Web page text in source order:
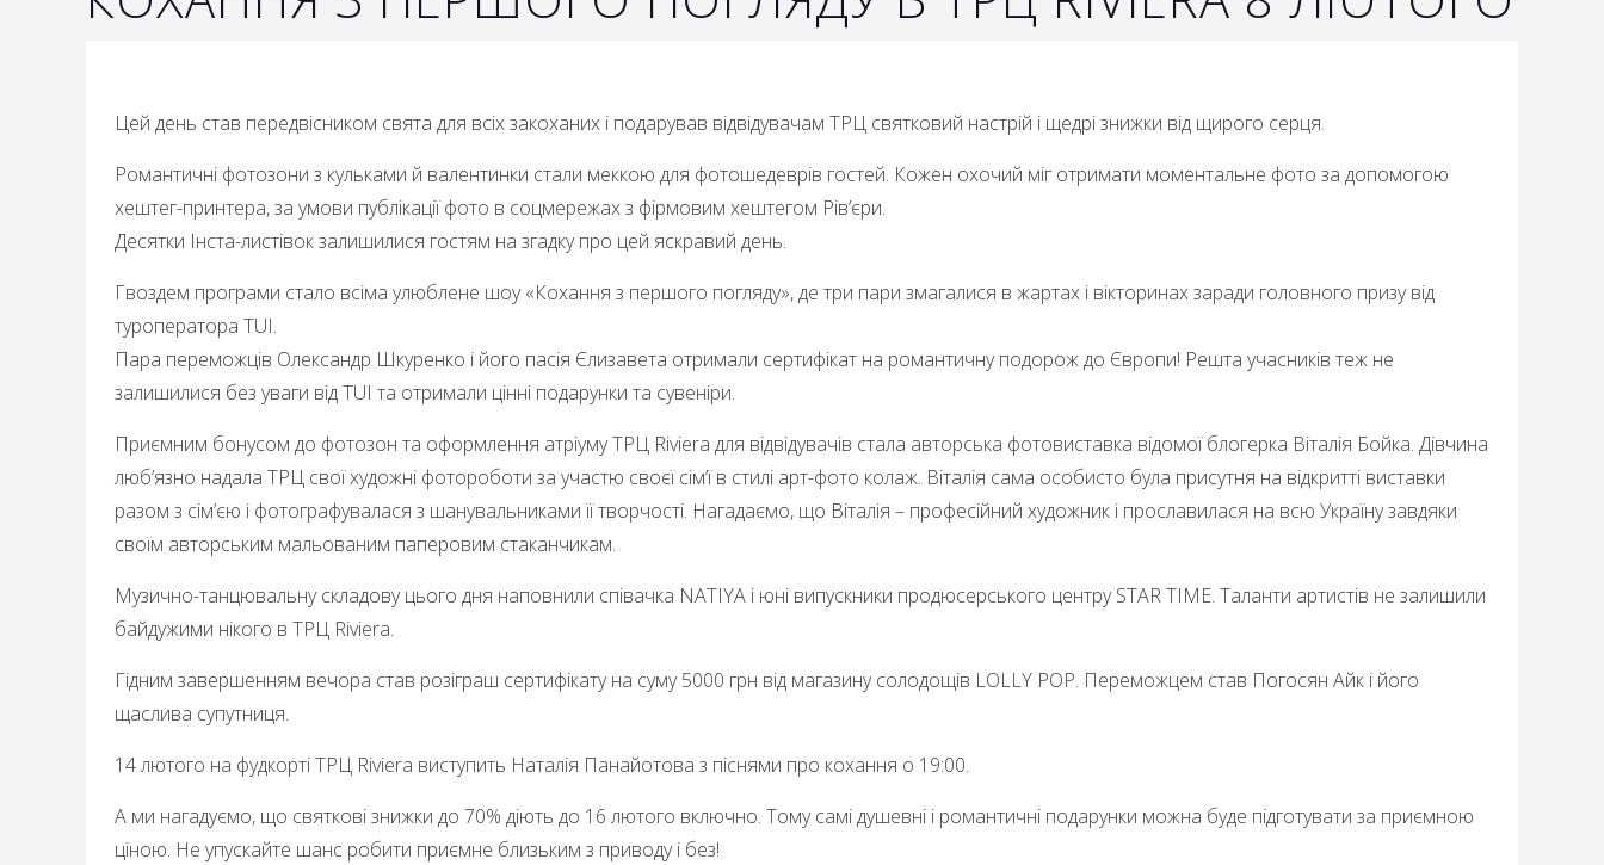
Цей день став передвісником свята для всіх закоханих і подарував відвідувачам ТРЦ святковий настрій і щедрі знижки від щирого серця.
Романтичні фотозони з кульками й валентинки стали меккою для фотошедеврів гостей. Кожен охочий міг отримати моментальне фото за допомогою
хештег-принтера, за умови публікації фото в соцмережах з фірмовим хештегом Рів’єри.
Десятки Інста-листівокзалишилися гостям на згадку про цей яскравий день.
Гвоздем програми стало всіма улюблене шоу «Кохання з першого погляду», де три пари змагалися в жартах і вікторинах заради головного призу від
туроператора TUI.
Пара переможців Олександр Шкуренко і його пасія Єлизавета отримали сертифікат на романтичну подорож до Європи! Решта учасників теж не
залишилися без уваги від TUI та отримали цінні подарунки та сувеніри.
Приємним бонусом до фотозон та оформлення атріуму ТРЦ Riviera для відвідувачів стала авторська фотовиставка відомої блогерка Віталія Бойка. Дівчина
люб’язно надала ТРЦ свої художні фотороботи за участю своєї сім’ї в стилі арт-фото колаж. Віталія сама особисто була присутня на відкритті виставки
разом з сім’єю і фотографувалася з шанувальниками її творчості. Нагадаємо, що Віталія – ​​професійний художник і прославилася на всю Україну завдяки
своїм авторським мальованим паперовим стаканчикам.
Музично-танцювальну складову цього дня наповнили співачка NATIYA і юні випускники продюсерського центру STAR TIME. Таланти артистів не залишили
байдужими нікого в ТРЦ Riviera.
Гідним завершенням вечора став розіграш сертифікату на суму 5000 грн від магазину солодощів LOLLY POP. Переможцем став Погосян Айк і його
щаслива супутниця.
14 лютого на фудкортіТРЦ Riviera виступить Наталія Панайотова з піснями про кохання о 19:00.
А ми нагадуємо, що святкові знижки до 70% діють до 16 лютого включно. Тому самі душевні і романтичні подарунки можна буде підготувати за приємною
ціною. Не упускайте шанс робити приємне близьким з приводу і без!